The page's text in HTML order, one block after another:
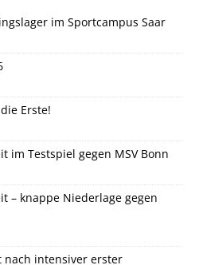
im Sportcampus Saar
Erste!
im Testspiel gegen MSV Bonn
– knappe Niederlage gegen
nach intensiver erster